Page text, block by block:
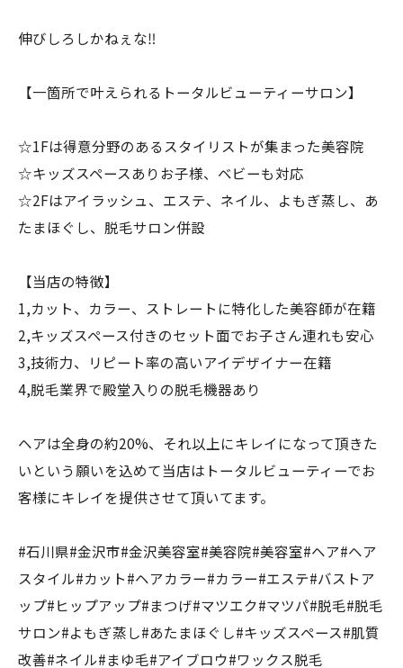
伸びしろしかねぇな‼️
【一箇所で叶えられるトータルビューティーサロン】
☆1Fは得意分野のあるスタイリストが集まった美容院
☆キッズスペースありお子様、ベビーも対応
☆2Fはアイラッシュ、エステ、ネイル、よもぎ蒸し、あ
たまほぐし、脱毛サロン併設
【当店の特徴】
1,カット、カラー、ストレートに特化した美容師が在籍
2,キッズスペース付きのセット面でお子さん連れも安心
3,技術力、リピート率の高いアイデザイナー在籍
4,脱毛業界で殿堂入りの脱毛機器あり
ヘアは全身の約20%、それ以上にキレイになって頂きた
いという願いを込めて当店はトータルビューティーでお
客様にキレイを提供させて頂いてます。
#石川県#金沢市#金沢美容室#美容院#美容室#ヘア#ヘア
スタイル#カット#ヘアカラー#カラー#エステ#バストア
ップ#ヒップアップ#まつげ#マツエク#マツパ#脱毛#脱毛
サロン#よもぎ蒸し#あたまほぐし#キッズスペース#肌質
改善#ネイル#まゆ毛#アイブロウ#ワックス脱毛